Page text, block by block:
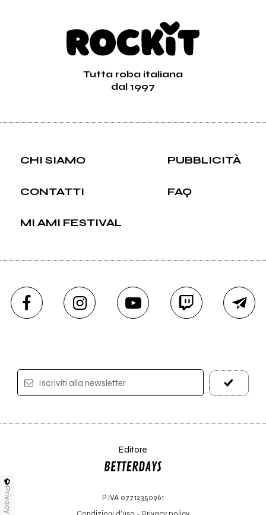
Tutta roba italiana
dal 1997
CHI SIAMO PUBBLICITÀ
CONTATTI FAQ
MI AMI FESTIVAL
Iscriviti alla newsletter
Editore
P.IVA 07712350961
Privacy